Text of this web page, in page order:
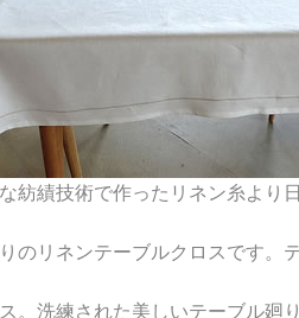
績技術で作ったリネン糸より
のリネンテーブルクロスです。
洗練された美しいテーブル廻